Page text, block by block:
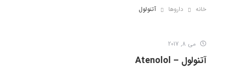
خانه داروها آتنولول
می 8, 2017
آتنولول – Atenolol